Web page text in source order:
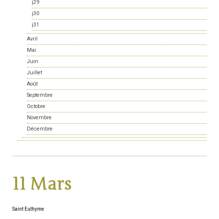
j29
j30
j31
Avril
Mai
Juin
Juillet
Août
Septembre
Octobre
Novembre
Décembre
11 Mars
Saint Euthyme